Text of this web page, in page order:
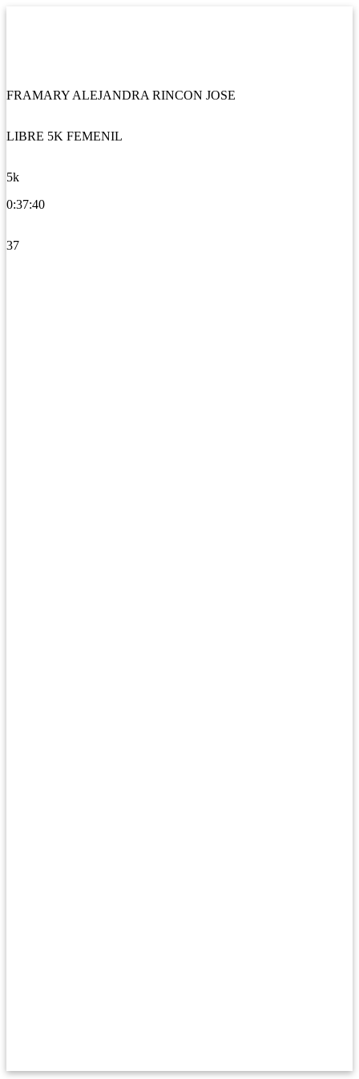
FRAMARY ALEJANDRA RINCON JOSE
LIBRE 5K FEMENIL
5k
0:37:40
37